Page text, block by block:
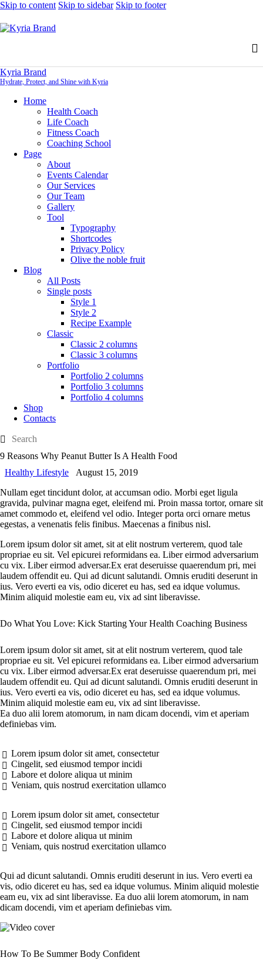
Skip to content Skip to sidebar Skip to footer
Kyria Brand
Hydrate, Protect, and Shine with Kyria
Home
Health Coach
Life Coach
Fitness Coach
Coaching School
Page
About
Events Calendar
Our Services
Our Team
Gallery
Tool
Typography
Shortcodes
Privacy Policy
Olive the noble fruit
Blog
All Posts
Single posts
Style 1
Style 2
Recipe Example
Classic
Classic 2 columns
Classic 3 columns
Portfolio
Portfolio 2 columns
Portfolio 3 columns
Portfolio 4 columns
Shop
Contacts
9 Reasons Why Peanut Butter Is A Health Food
Healthy Lifestyle
August 15, 2019
Nullam eget tincidunt dolor, at accumsan odio. Morbi eget ligula
gravida, pulvinar magna eget, eleifend mi. Proin massa tortor, ornare sit
amet commodo et, eleifend vel odio. Integer porta orci ornare metus
egestas, a venenatis felis finibus. Maecenas a finibus nisl.
Lorem ipsum dolor sit amet, sit at elit nostrum verterem, quod tale
propriae eu sit. Vel epicurei reformidans ea. Liber eirmod adversarium
cu vix. Liber eirmod adversar.Ex erat deseruisse quaerendum pri, mei
laudem offendit eu. Qui ad dicunt salutandi. Omnis eruditi deserunt in
ius. Vero everti ea vis, odio diceret eu has, sed ea idque volumus.
Minim aliquid molestie eam eu, vix ad sint liberavisse.
Do What You Love: Kick Starting Your Health Coaching Business
Lorem ipsum dolor sit amet, sit at elit nostrum verterem, quod tale
propriae eu sit. Vel epicurei reformidans ea. Liber eirmod adversarium
cu vix. Liber eirmod adversar.Ex erat deseruisse quaerendum pri, mei
laudem offendit eu. Qui ad dicunt salutandi. Omnis eruditi deserunt in
ius. Vero everti ea vis, odio diceret eu has, sed ea idque volumus.
Minim aliquid molestie eam eu, vix ad sint liberavisse.
Ea duo alii lorem atomorum, in nam dicam docendi, vim et aperiam
definiebas vim.
Lorem ipsum dolor sit amet, consectetur
Cingelit, sed eiusmod tempor incidi
Labore et dolore aliqua ut minim
Veniam, quis nostrud exercitation ullamco
Lorem ipsum dolor sit amet, consectetur
Cingelit, sed eiusmod tempor incidi
Labore et dolore aliqua ut minim
Veniam, quis nostrud exercitation ullamco
Qui ad dicunt salutandi. Omnis eruditi deserunt in ius. Vero everti ea
vis, odio diceret eu has, sed ea idque volumus. Minim aliquid molestie
eam eu, vix ad sint liberavisse. Ea duo alii lorem atomorum, in nam
dicam docendi, vim et aperiam definiebas vim.
How To Be Summer Body Confident